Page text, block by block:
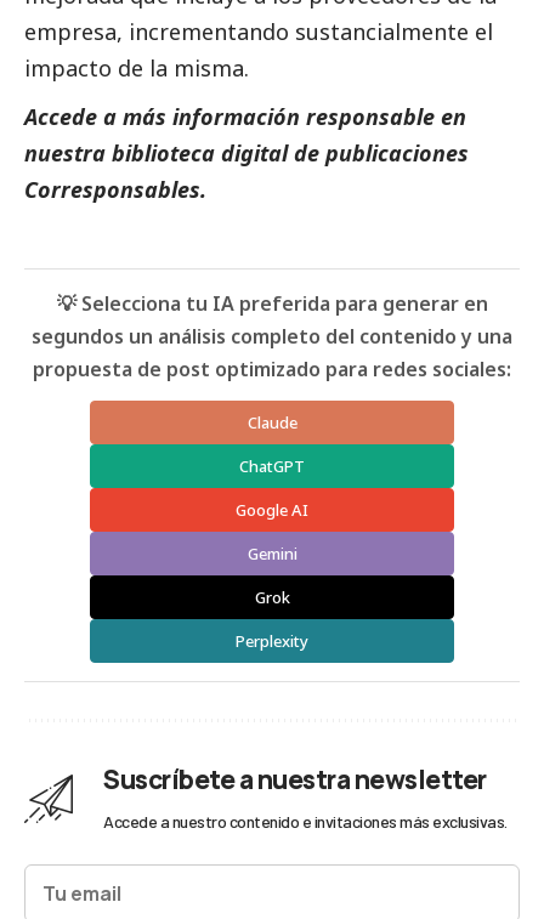
empresa, incrementando sustancialmente el
impacto de la misma.
Accede a más información responsable en
nuestra biblioteca digital de publicaciones
Corresponsables.
💡 Selecciona tu IA preferida para generar en
segundos un análisis completo del contenido y una
propuesta de post optimizado para redes sociales:
Claude
ChatGPT
Google AI
Gemini
Grok
Perplexity
Suscríbete a nuestra newsletter
Accede a nuestro contenido e invitaciones más exclusivas.